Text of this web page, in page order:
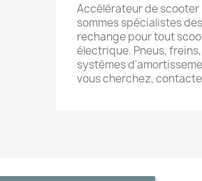
Accélérateur de scooter
sommes spécialistes
rechange pour tout
électrique. Pneus,
systèmes
vous cherchez,